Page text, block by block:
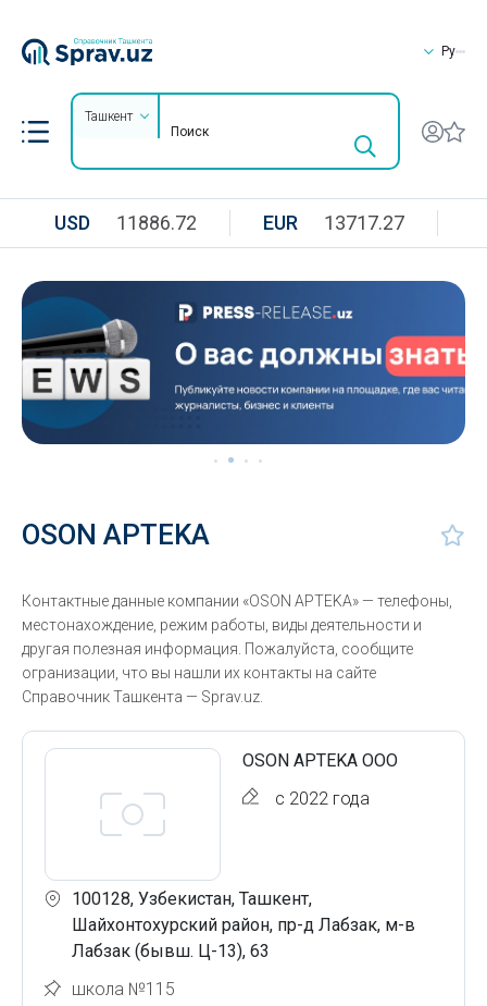
Ру
Ташкент
USD 11886.72 EUR 13717.27
OSON APTEKA
Контактные данные компании «OSON APTEKA» — телефоны,
местонахождение, режим работы, виды деятельности и
другая полезная информация. Пожалуйста, сообщите
огранизации, что вы нашли их контакты на сайте
Справочник Ташкента — Sprav.uz.
OSON APTEKA ООО
с 2022 года
100128, Узбекистан, Ташкент,
Шайхонтохурский район, пр-д Лабзак, м-в
Лабзак (бывш. Ц-13), 63
школа №115